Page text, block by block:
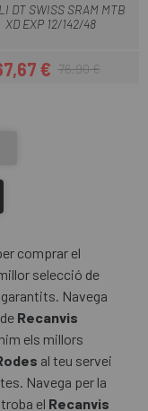
DT SWISS SRAM MTB
XD EXP 12/142/48
Preu
€Preu regular
76,90 €
comprar el
selecció de
Navega
Recanvis
els millors
al teu servei
Navega per la
el Recanvis